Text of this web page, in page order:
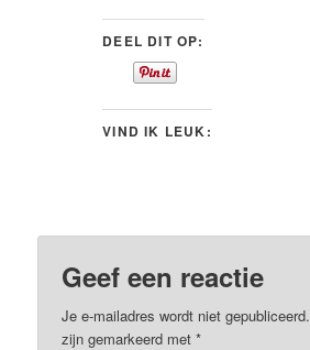
DEEL DIT OP:
VIND IK LEUK:
Geef een reactie
Je e-mailadres wordt niet gepubliceerd.
zijn gemarkeerd met*